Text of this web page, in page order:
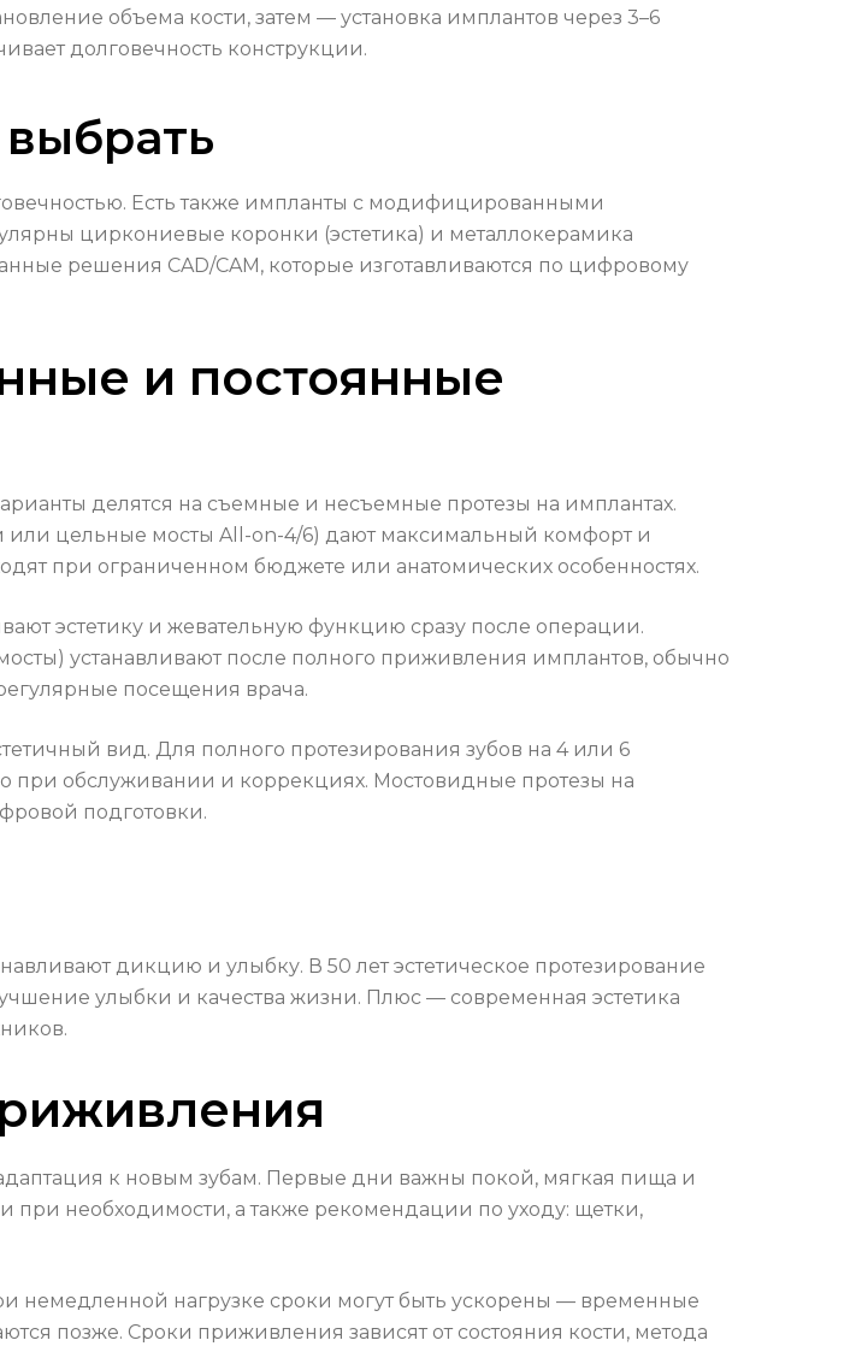
объема кости, затем — установка имплантов через 3–6
долговечность конструкции.
Есть также импланты с модифицированными
циркониевые коронки (эстетика) и металлокерамика
решения CAD/CAM, которые изготавливаются по цифровому
и постоянные
делятся на съемные и несъемные протезы на имплантах.
цельные мосты All-on-4/6) дают максимальный комфорт и
при ограниченном бюджете или анатомических особенностях.
эстетику и жевательную функцию сразу после операции.
устанавливают после полного приживления имплантов, обычно
посещения врача.
вид. Для полного протезирования зубов на 4 или 6
при обслуживании и коррекциях. Мостовидные протезы на
подготовки.
дикцию и улыбку. В 50 лет эстетическое протезирование
улыбки и качества жизни. Плюс — современная эстетика
к новым зубам. Первые дни важны покой, мягкая пища и
при необходимости, а также рекомендации по уходу: щетки,
немедленной нагрузке сроки могут быть ускорены — временные
позже. Сроки приживления зависят от состояния кости, метода